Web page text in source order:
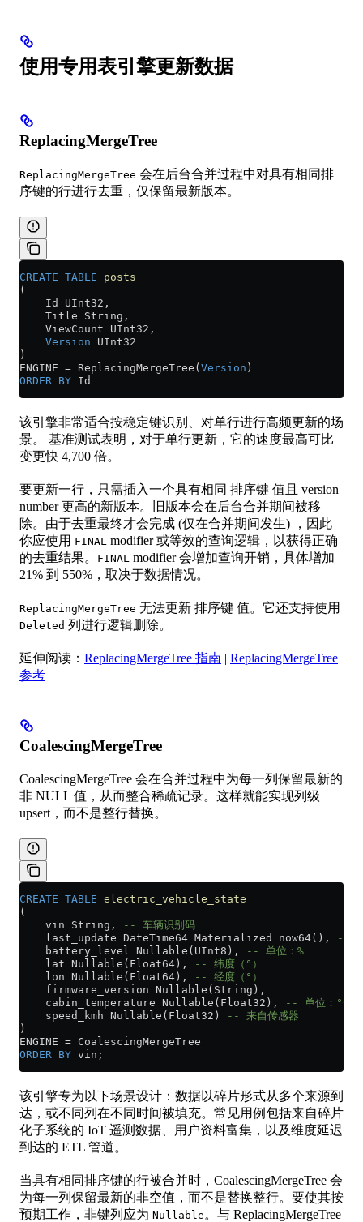
使用专用表引擎更新数据
ReplacingMergeTree
ReplacingMergeTree 会在后台合并过程中对具有相同排
序键的行进行去重，仅保留最新版本。
CREATE TABLE posts
(
    Id UInt32,
    Title String,
    ViewCount UInt32,
    Version
UInt32
)
ENGINE = ReplacingMergeTree(Version )
ORDER BY Id
该引擎非常适合按稳定键识别、对单行进行高频更新的场
景。 基准测试表明，对于单行更新，它的速度最高可比
变更快 4,700 倍。
要更新一行，只需插入一个具有相同 排序键 值且 version
number 更高的新版本。旧版本会在后台合并期间被移
除。由于去重最终才会完成 (仅在合并期间发生) ，因此
你应使用 FINAL modifier 或等效的查询逻辑，以获得正确
的去重结果。
FINAL modifier 会增加查询开销，具体增加
21% 到 550%，取决于数据情况。
ReplacingMergeTree 无法更新 排序键 值。它还支持使用
Deleted 列进行逻辑删除。
延伸阅读： ReplacingMergeTree 指南 | ReplacingMergeTree
参考
CoalescingMergeTree
CoalescingMergeTree 会在合并过程中为每一列保留最新的
非 NULL 值，从而整合稀疏记录。这样就能实现列级
upsert，而不是整行替换。
CREATE TABLE electric_vehicle_state
(
    vin String,
-- 车辆识别码
    last_update DateTime64 Materialized now64(),
--
    battery_level Nullable(UInt8),
-- 单位：%
    lat Nullable(Float64),
-- 纬度（°）
    lon Nullable(Float64),
-- 经度（°）
    firmware_version Nullable(String),
    cabin_temperature Nullable(Float32),
-- 单位：°C
    speed_kmh Nullable(Float32)
-- 来自传感器
)
ENGINE = CoalescingMergeTree
ORDER BY vin;
该引擎专为以下场景设计：数据以碎片形式从多个来源到
达，或不同列在不同时间被填充。常见用例包括来自碎片
化子系统的 IoT 遥测数据、用户资料富集，以及维度延迟
到达的 ETL 管道。
当具有相同排序键的行被合并时，CoalescingMergeTree 会
为每一列保留最新的非空值，而不是替换整行。要使其按
预期工作，非键列应为 Nullable 。与 ReplacingMergeTree